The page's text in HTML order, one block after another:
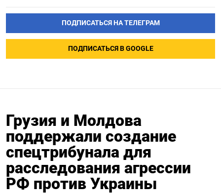
ПОДПИСАТЬСЯ НА ТЕЛЕГРАМ
ПОДПИСАТЬСЯ В GOOGLE
Грузия и Молдова
поддержали создание
спецтрибунала для
расследования агрессии
РФ против Украины